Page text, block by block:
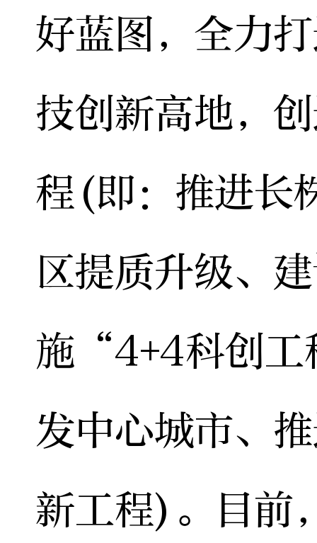
好蓝图，全力
技创新高地，
程(即：推进长
区提质升级、
施“4+4科创工
发中心城市、
新工程)。目前